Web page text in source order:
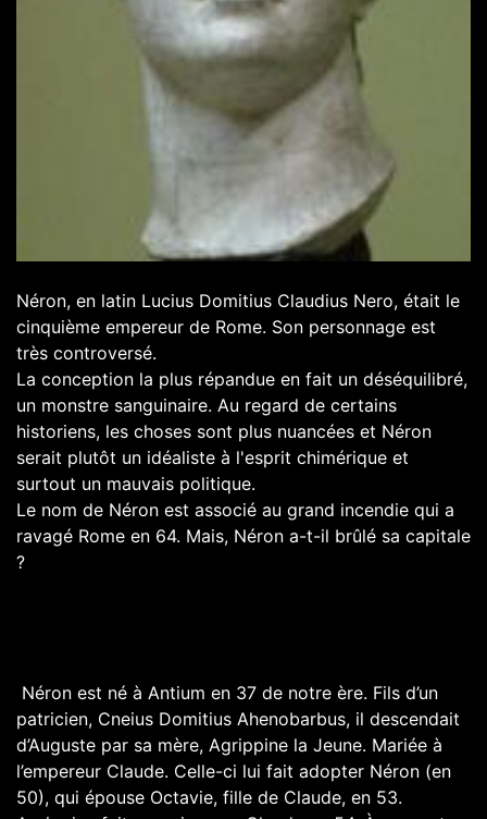
Néron, en latin Lucius Domitius Claudius Nero, était le
cinquième empereur de Rome. Son personnage est
très controversé.
La conception la plus répandue en fait un déséquilibré,
un monstre sanguinaire. Au regard de certains
historiens, les choses sont plus nuancées et Néron
serait plutôt un idéaliste à l'esprit chimérique et
surtout un mauvais politique.
Le nom de Néron est associé au grand incendie qui a
ravagé Rome en 64. Mais, Néron a-t-il brûlé sa capitale
?
Néron est né à Antium en 37 de notre ère. Fils d’un
patricien, Cneius Domitius Ahenobarbus, il descendait
d’Auguste par sa mère, Agrippine la Jeune. Mariée à
l’empereur Claude. Celle-ci lui fait adopter Néron (en
50), qui épouse Octavie, fille de Claude, en 53.